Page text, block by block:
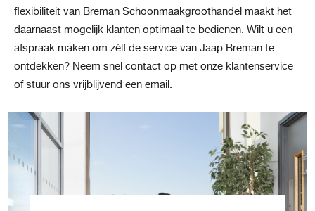
flexibiliteit van Breman Schoonmaakgroothandel maakt het
daarnaast mogelijk klanten optimaal te bedienen. Wilt u een
afspraak maken om zélf de service van Jaap Breman te
ontdekken? Neem snel contact op met onze klantenservice
of stuur ons vrijblijvend een email.